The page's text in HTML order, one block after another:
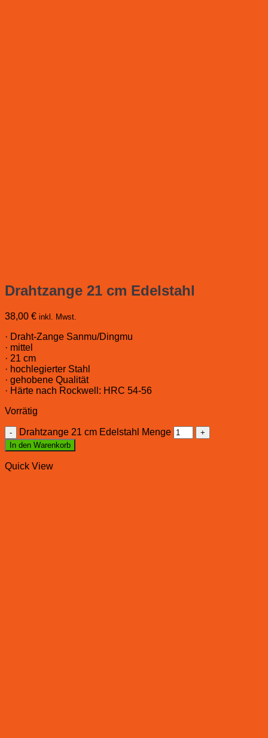
Drahtzange 21 cm Edelstahl
38,00 € inkl. Mwst.
· Draht-Zange Sanmu/Dingmu
· mittel
· 21 cm
· hochlegierter Stahl
· gehobene Qualität
· Härte nach Rockwell: HRC 54-56
Vorrätig
Drahtzange 21 cm Edelstahl Menge
In den Warenkorb
Quick View